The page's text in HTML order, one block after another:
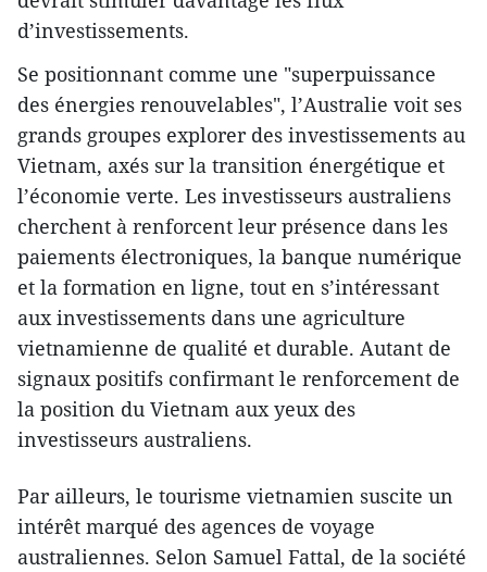
d’investissements.
Se positionnant comme une "superpuissance
des énergies renouvelables", l’Australie voit ses
grands groupes explorer des investissements au
Vietnam, axés sur la transition énergétique et
l’économie verte. Les investisseurs australiens
cherchent à renforcent leur présence dans les
paiements électroniques, la banque numérique
et la formation en ligne, tout en s’intéressant
aux investissements dans une agriculture
vietnamienne de qualité et durable. Autant de
signaux positifs confirmant le renforcement de
la position du Vietnam aux yeux des
investisseurs australiens.
Par ailleurs, le tourisme vietnamien suscite un
intérêt marqué des agences de voyage
australiennes. Selon Samuel Fattal, de la société